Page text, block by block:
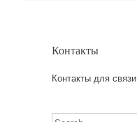
Контакты
Контакты для связи
Search